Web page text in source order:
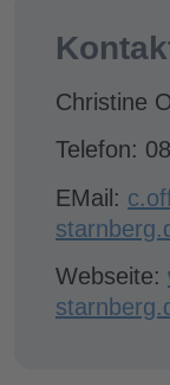
Christine
Telefon:
EMail:
Webseite: